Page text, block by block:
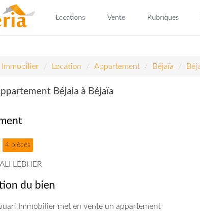
Locations Vente Rubriques
Immobilier Location Appartement Béjaïa
Béjaia à Béjaïa
4 pièces
LEBHER
du bien
Immobilier met en vente un appartement